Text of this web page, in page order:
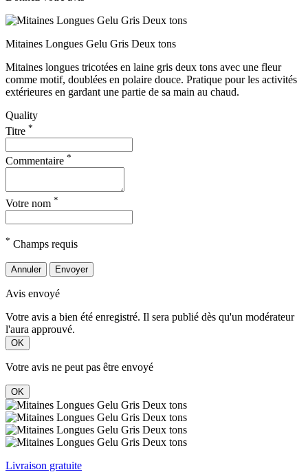
Mitaines Longues Gelu Gris Deux tons
Mitaines longues tricotées en laine gris deux tons avec une fleur
comme motif, doublées en polaire douce. Pratique pour les activités
extérieures en gardant une partie de sa main au chaud.
Quality
Titre *
Commentaire *
Votre nom *
* Champs requis
Annuler Envoyer
Avis envoyé
Votre avis a bien été enregistré. Il sera publié dès qu'un modérateur
l'aura approuvé.
OK
Votre avis ne peut pas être envoyé
OK
Livraison gratuite